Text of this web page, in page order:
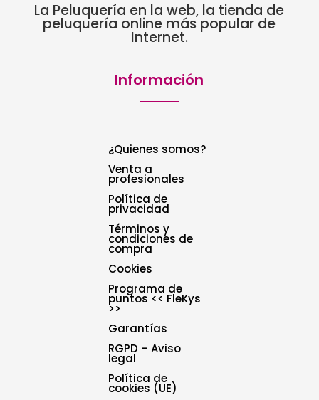
La Peluquería en la web, la tienda de
peluquería online más popular de
Internet.
Información
¿Quienes somos?
Venta a
profesionales
Política de
privacidad
Términos y
condiciones de
compra
Cookies
Programa de
puntos << FleKys
>>
Garantías
RGPD – Aviso
legal
Política de
cookies (UE)